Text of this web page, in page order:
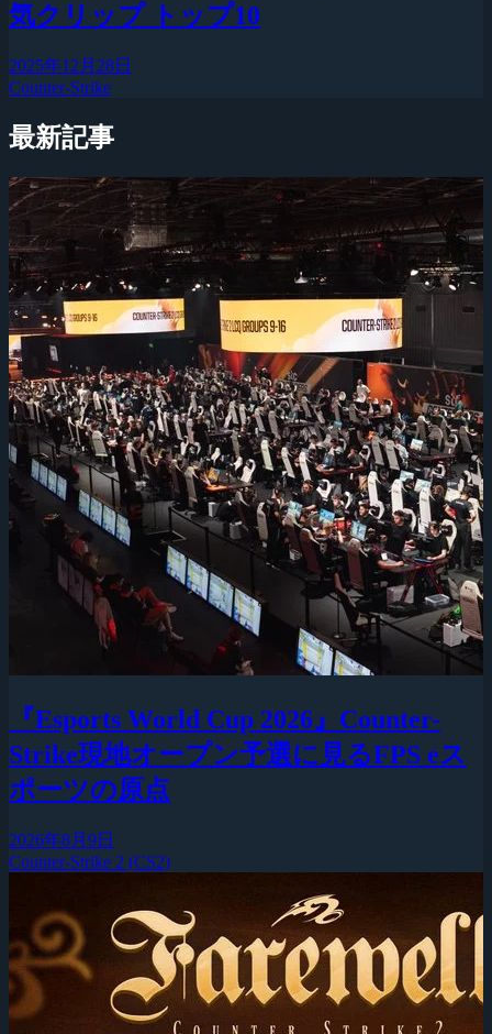
気クリップ トップ10
2025年12月28日
Counter-Strike
最新記事
『Esports World Cup 2026』Counter-
Strike現地オープン予選に見るFPS eス
ポーツの原点
2026年8月9日
Counter-Strike 2 (CS2)